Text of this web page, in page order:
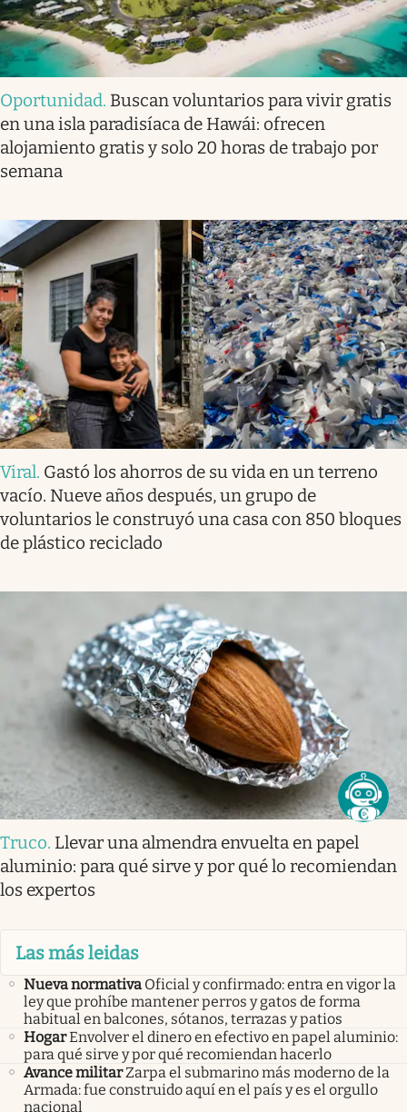
Oportunidad. Buscan voluntarios para vivir gratis
en una isla paradisíaca de Hawái: ofrecen
alojamiento gratis y solo 20 horas de trabajo por
semana
Viral. Gastó los ahorros de su vida en un terreno
vacío. Nueve años después, un grupo de
voluntarios le construyó una casa con 850 bloques
de plástico reciclado
Truco. Llevar una almendra envuelta en papel
aluminio: para qué sirve y por qué lo recomiendan
los expertos
Las más leidas
Nueva normativa Oficial y confirmado: entra en vigor la
ley que prohíbe mantener perros y gatos de forma
habitual en balcones, sótanos, terrazas y patios
HogarEnvolver el dinero en efectivo en papel aluminio:
para qué sirve y por qué recomiendan hacerlo
Avance militarZarpa el submarino más moderno de la
Armada: fue construido aquí en el país y es el orgullo
nacional